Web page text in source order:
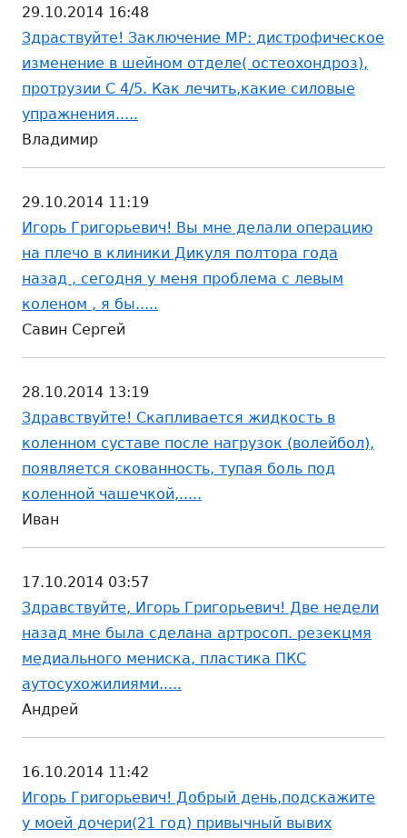
29.10.2014 16:48
Здраствуйте! Заключение МР: дистрофическое
изменение в шейном отделе( остеохондроз),
протрузии С 4/5. Как лечить,какие силовые
упражнения.....
Владимир
29.10.2014 11:19
Игорь Григорьевич! Вы мне делали операцию
на плечо в клиники Дикуля полтора года
назад , сегодня у меня проблема с левым
коленом , я бы.....
Савин Сергей
28.10.2014 13:19
Здравствуйте! Скапливается жидкость в
коленном суставе после нагрузок (волейбол),
появляется скованность, тупая боль под
коленной чашечкой,.....
Иван
17.10.2014 03:57
Здравствуйте, Игорь Григорьевич! Две недели
назад мне была сделана артросоп. резекцмя
медиального мениска, пластика ПКС
аутосухожилиями.....
Андрей
16.10.2014 11:42
Игорь Григорьевич! Добрый день,подскажите
у моей дочери(21 год) привычный вывих